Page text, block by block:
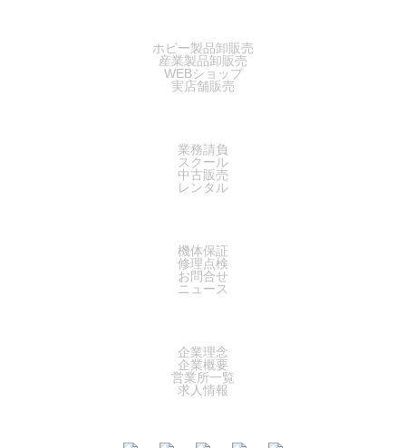
ホビー製品卸販売
産業製品卸販売
WEBショップ
実店舗販売
業務請負
スクール
中古販売
レンタル
機体保証
修理点検
お問合せ
ニュース
企業理念
企業概要
営業所一覧
求人情報